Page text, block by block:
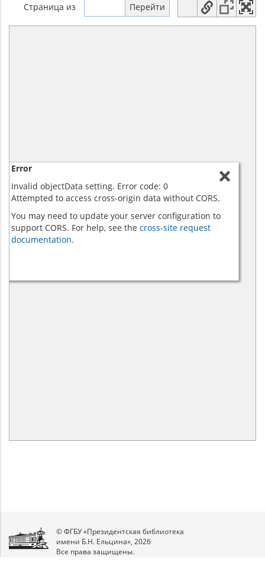
Страница из
Error
Invalid objectData setting. Error code: 0
Attempted to access cross-origin data without CORS.
You may need to update your server configuration to
support CORS. For help, see the cross-site request
documentation.
© ФГБУ «Президентская библиотека
имени Б.Н. Ельцина», 2026
Все права защищены.